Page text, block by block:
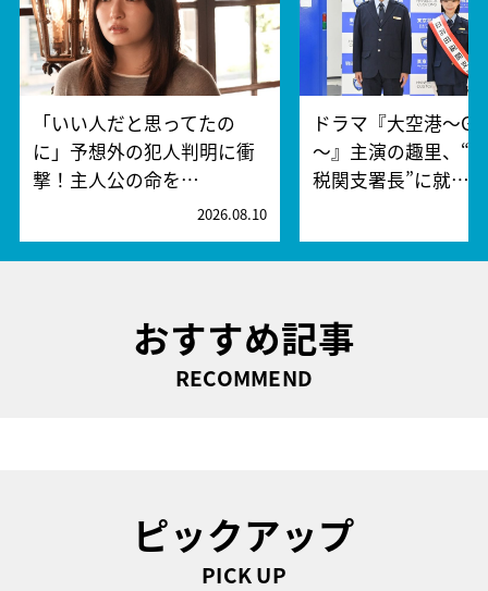
「いい人だと思ってたの
に」予想外の犯人判明に衝
撃！主人公の命を…
2026.08.10
ドラマ『大空港～
～』主演の趣里、“
税関支署長”に就…
おすすめ記事
RECOMMEND
ピックアップ
PICK UP